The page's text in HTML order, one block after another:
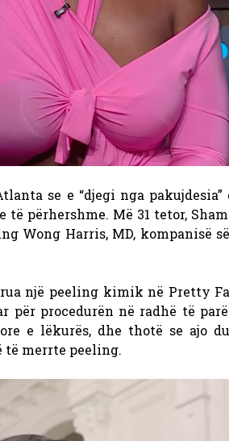
se e “djegi nga
të përhershme. Më 31 tetor,
Wong Harris, MD, kompanisë
një peeling kimik në Pretty
procedurën në radhë të
e lëkurës, dhe thotë se ajo
të merrte peeling.